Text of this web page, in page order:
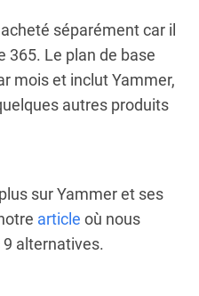
séparément car il
365. Le plan de base
mois et inclut Yammer,
autres produits
sur Yammer et ses
article où nous
alternatives.